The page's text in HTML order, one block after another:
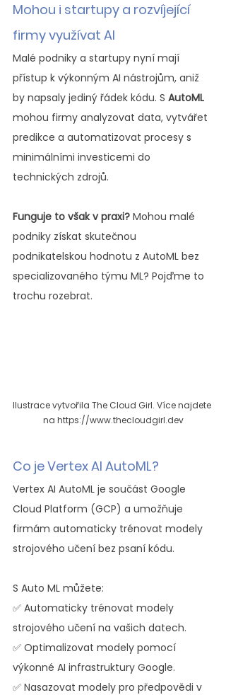
Mohou i startupy a rozvíjející
firmy využívat AI
Malé podniky a startupy nyní mají
přístup k výkonným AI nástrojům, aniž
by napsaly jediný řádek kódu. S AutoML
mohou firmy analyzovat data, vytvářet
predikce a automatizovat procesy s
minimálními investicemi do
technických zdrojů.
Funguje to však v praxi? Mohou malé
podniky získat skutečnou
podnikatelskou hodnotu z AutoML bez
specializovaného týmu ML? Pojďme to
trochu rozebrat.
Ilustrace vytvořila The Cloud Girl. Více najdete
na https://www.thecloudgirl.dev
Co je Vertex AI AutoML?
Vertex AI AutoML je součást Google
Cloud Platform (GCP) a umožňuje
firmám automaticky trénovat modely
strojového učení bez psaní kódu.
S Auto ML můžete:
✅ Automaticky trénovat modely
strojového učení na vašich datech.
✅ Optimalizovat modely pomocí
výkonné AI infrastruktury Google.
✅ Nasazovat modely pro předpovědi v